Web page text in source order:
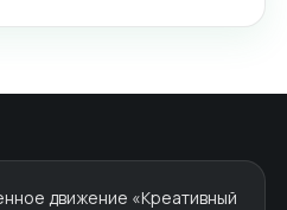
движение «Креативный